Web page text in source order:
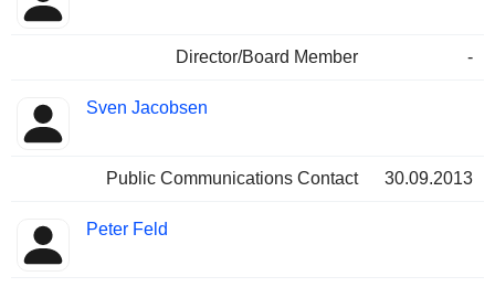
Director/Board Member -
Sven Jacobsen
Public Communications Contact 30.09.2013
Peter Feld